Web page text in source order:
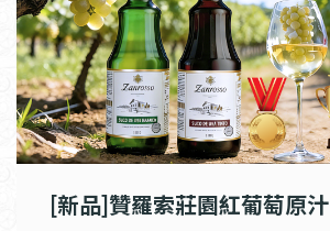
[新品]贊羅索莊園紅葡萄原汁